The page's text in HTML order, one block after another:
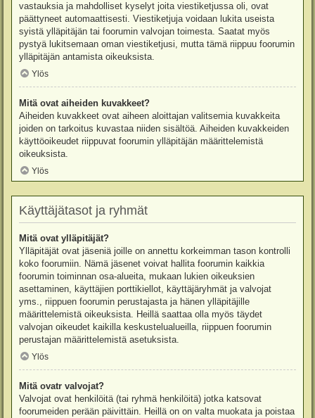
vastauksia ja mahdolliset kyselyt joita viestiketjussa oli, ovat
päättyneet automaattisesti. Viestiketjuja voidaan lukita useista
syistä ylläpitäjän tai foorumin valvojan toimesta. Saatat myös
pystyä lukitsemaan oman viestiketjusi, mutta tämä riippuu foorumin
ylläpitäjän antamista oikeuksista.
Ylös
Mitä ovat aiheiden kuvakkeet?
Aiheiden kuvakkeet ovat aiheen aloittajan valitsemia kuvakkeita
joiden on tarkoitus kuvastaa niiden sisältöä. Aiheiden kuvakkeiden
käyttöoikeudet riippuvat foorumin ylläpitäjän määrittelemistä
oikeuksista.
Ylös
Käyttäjätasot ja ryhmät
Mitä ovat ylläpitäjät?
Ylläpitäjät ovat jäseniä joille on annettu korkeimman tason kontrolli
koko foorumiin. Nämä jäsenet voivat hallita foorumin kaikkia
foorumin toiminnan osa-alueita, mukaan lukien oikeuksien
asettaminen, käyttäjien porttikiellot, käyttäjäryhmät ja valvojat
yms., riippuen foorumin perustajasta ja hänen ylläpitäjille
määrittelemistä oikeuksista. Heillä saattaa olla myös täydet
valvojan oikeudet kaikilla keskustelualueilla, riippuen foorumin
perustajan määrittelemistä asetuksista.
Ylös
Mitä ovatr valvojat?
Valvojat ovat henkilöitä (tai ryhmä henkilöitä) jotka katsovat
foorumeiden perään päivittäin. Heillä on on valta muokata ja poistaa